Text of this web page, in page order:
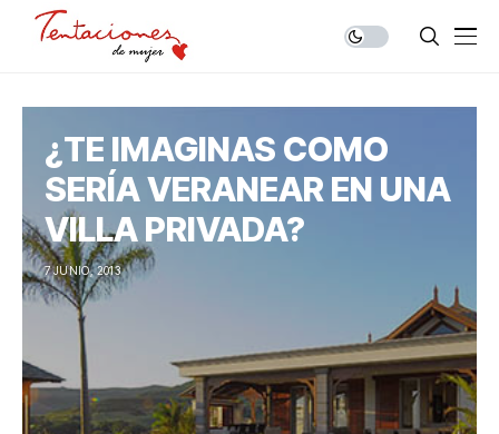
¿TE IMAGINAS COMO
SERÍA VERANEAR EN UNA
VILLA PRIVADA?
7 JUNIO, 2013